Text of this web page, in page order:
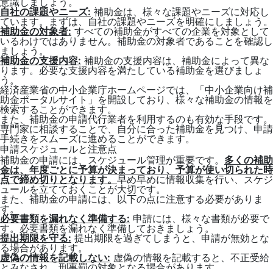
自社の課題やニーズ: 補助金は、様々な課題やニーズに対応し
ています。まずは、自社の課題やニーズを明確にしましょう。
補助金の対象者:すべての補助金がすべての企業を対象として
いるわけではありません。補助金の対象者であることを確認し
ましょう。
補助金の支援内容: 補助金の支援内容は、補助金によって異な
ります。必要な支援内容を満たしている補助金を選びましょ
う。
経済産業省の中小企業庁ホームページでは、「中小企業向け補
助金ポータルサイト」を開設しており、様々な補助金の情報を
検索することができます。
また、補助金の申請代行業者を利用するのも有効な手段です。
専門家に相談することで、自分に合った補助金を見つけ、申請
手続きをスムーズに進めることができます。
申請スケジュールと注意点
補助金の申請には、スケジュール管理が重要です。 多くの補助
金は、年度ごとに予算が決まっており、予算が使い切られた時
点で締め切りとなります。 早め早めに情報収集を行い、スケジ
ュールを立てておくことが大切です。
また、補助金の申請には、以下の点に注意する必要がありま
す。
必要書類を漏れなく準備する: 申請には、様々な書類が必要で
す。必要書類を漏れなく準備しておきましょう。
提出期限を守る: 提出期限を過ぎてしまうと、申請が無効とな
る場合があります。
虚偽の情報を記載しない: 虚偽の情報を記載すると、不正受給